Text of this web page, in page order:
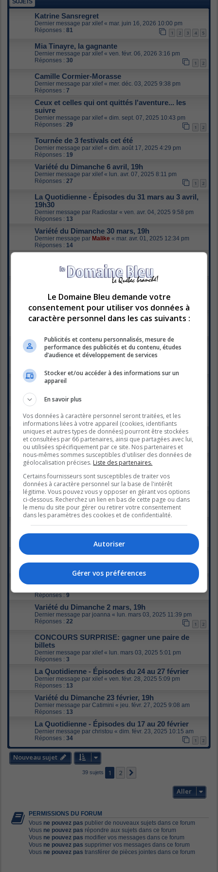
SUJETS
Katrine Sansregret
Dernier message par xilef« mar. juin 16, 2026 10:00 pm
Réponses : 81 1 2 3 4 5
Mia Tinayre, la gagnante
Dernier message par xilef« ven. févr. 06, 2026 3:16 pm
Réponses : 30 1 2
Camille Cormier-Morasse
Dernier message par xilef« mer. déc. 03, 2025 9:38 pm
Réponses : 7
Ceux et celles qui ont quittés l'aventure... les
suivre
Dernier message par xilef« dim. sept. 07, 2025 10:43 pm
Réponses : 29 1 2
Tournée de 3 festivals cet été
Dernier message par xilef« dim. août 17, 2025 4:29 pm
Réponses : 19
Variété du Dimanche 6 avril, 19h
Dernier message par xilef« lun. avr. 07, 2025 8:11 pm
Réponses : 27 1 2
La Quotidienne - Épisodes du 31 mars au 3 avril,
19h30
Dernier message par Radiostar « ven. avr. 04, 2025 9:58 pm
Réponses : 13
Variété du Dimanche 30 mars, 19h
Dernier message par Malike « mar. avr. 01, 2025 12:34 pm
Réponses : 14
Dernier message par Boo26
lun. mars 31, 2025 10:42 pm
Réponses :
La Quotidienne - Épisodes du 24 au 27 mars,
Dernier message par xilef«jeu. mars 27, 2025 7:43 pm
Réponses :14
Variété du Dimanche 23 mars, 19h
Dernier message par
La Quotidienne - Épisodes du 17 au 20 mars,
19h30
Dernier message parBoo26«sam. mars 22, 2025 8:18 am
Star Académie dans les médias
Réponses :
Dernier message par christou«lun. mars 17, 2025 2:14 pm
Réponses :7
message en double ... désolé.
Dernier message parLucky Luke « dim. mars 16, 2025 10:04 am
Réponses :1
La Quotidienne - Épisodes du 10 au 13 mars,
Dernier message parRadiostar«ven. mars 14, 2025 11:12 pm
Réponses :26
Variété du Dimanche 9 mars, 19h
Dernier message parTIGRESS«mar. mars 11, 2025 10:44 pm
Réponses : 13
La Quotidienne - Épisodes du 3 au 6 mars, 19h30
Dernier message partoutit3«dim. mars 09, 2025 9:15 am
Album de Star Académie
Dernier message parRadiostar«dim. mars 09, 2025 12:14 am
Réponses : 9
Variété du Dimanche 2 mars, 19h
Dernier message par joanna « lun. mars 03, 2025 11:39 pm
Réponses : 22 1 2
CONCOURS SURPRISE: gagner une paire de
billets
Dernier message par xilef« lun. mars 03, 2025 5:01 pm
Réponses : 3
La Quotidienne - Épisodes du 24 au 27 février
Dernier message par xilef« ven. févr. 28, 2025 5:09 pm
Réponses : 13
Variété du Dimanche 23 février, 19h
Dernier message par Catimini « jeu. févr. 27, 2025 9:08 am
Réponses : 13
La Quotidienne - Épisodes du 17 au 20 février
Dernier message par christou « dim. févr. 23, 2025 10:15 am
Réponses : 34 1 2
Nouveau sujet
39 sujets 1 2
Aller
PERMISSIONS DU FORUM
Vous ne pouvez pas publier de nouveaux sujets dans ce forum
Vous ne pouvez pas répondre aux sujets dans ce forum
Vous ne pouvez pas modifier vos messages dans ce forum
Vous ne pouvez pas supprimer vos messages dans ce forum
Vous ne pouvez pas transférer de pièces jointes dans ce forum
Le Domaine Bleu demande votre
consentement pour utiliser vos données à
caractère personnel dans les cas suivants :
Publicités et contenu personnalisés, mesure de
performance des publicités et du contenu, études
d’audience et développement de services
Stocker et/ou accéder à des informations sur un
appareil
En savoir plus
Vos données à caractère personnel seront traitées, et les
informations liées à votre appareil (cookies, identifiants
uniques et autres types de données) pourront être stockées
et consultées par 66 partenaires, ainsi que partagées avec lui,
ou utilisées spécifiquement par ce site. Nos partenaires et
nous-mêmes sommes susceptibles d'utiliser des données de
géolocalisation précises. Liste des partenaires.
Certains fournisseurs sont susceptibles de traiter vos
données à caractère personnel sur la base de l'intérêt
légitime. Vous pouvez vous y opposer en gérant vos options
ci-dessous. Recherchez un lien en bas de cette page ou dans
le menu du site pour gérer ou retirer votre consentement
dans les paramètres des cookies et de confidentialité.
Autoriser
Gérer vos préférences